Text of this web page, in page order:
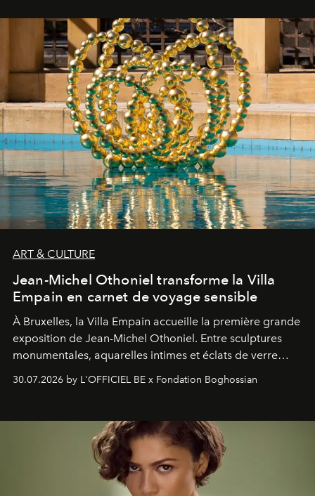
ART & CULTURE
Jean-Michel Othoniel transforme la Villa
Empain en carnet de voyage sensible
À Bruxelles, la Villa Empain accueille la première grande
exposition de Jean-Michel Othoniel. Entre sculptures
monumentales, aquarelles intimes et éclats de verre
émotionnel où chaque œuvre devient le souvenir
émerveillement.
30.07.2026 by L'OFFICIEL BE x Fondation Boghossian